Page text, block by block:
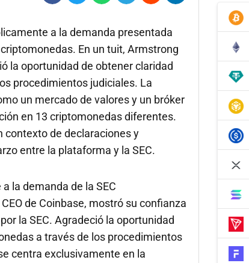
a la demanda presentada
En un tuit, Armstrong
la oportunidad de obtener claridad
procedimientos judiciales. La
un mercado de valores y un bróker
en 13 criptomonedas diferentes.
contexto de declaraciones y
entre la plataforma y la SEC.
la demanda de la SEC
de Coinbase, mostró su confianza
la SEC. Agradeció la oportunidad
a través de los procedimientos
centra exclusivamente en la